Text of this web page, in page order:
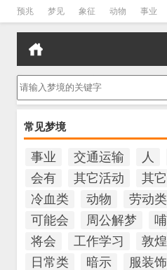
预兆 梦见 象征 动物 事业
孕妇 孩子 吵架 房子
常见梦境
事业 交通运输 人
会有
其它活动 其
冷血类
动物 劳动类
可能会
周公解梦
将会
工作学习 敦煌
日常类
暗示 服装